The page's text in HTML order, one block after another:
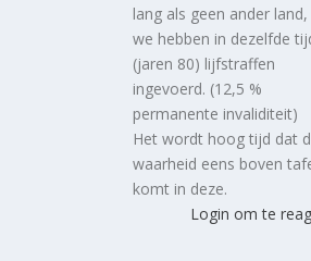
lang als geen ander land,
we hebben in dezelfde
(jaren 80) lijfstraffen
ingevoerd. (12,5 %
permanente invaliditeit)
Het wordt hoog tijd dat
waarheid eens boven
komt in deze.
Login om te